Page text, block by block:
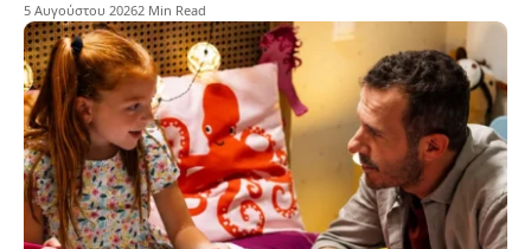
5 Αυγούστου 20262 Min Read